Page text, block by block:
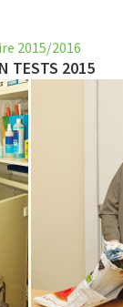
2015/2016
TESTS 2015